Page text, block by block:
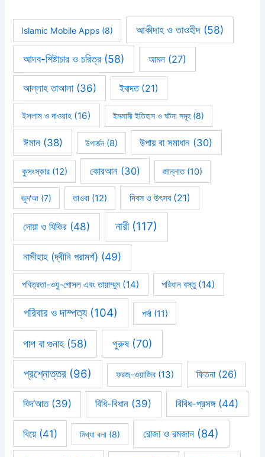
Islamic Mobile Apps (8) আকীদাহ ও তাওহীদ(58)
আদব-শিষ্টাচার ও চরিত্র(58) আমল(27)
আল্লাহ তাআলা(36) ইবাদত(21)
ইসলাম ও দাওয়াহ (16) ইসলামী ইতিহাস ও ঘটনা সমূহ(8)
ঈমান(38) উপার্জন(8) উপায় বা সমাধান (30)
কুসংস্কার(12) কোরআন (30) জান্নাত(10)
জুম'আ (7) তাওবা (12) দিবস ও উৎসব(21)
দোয়া ও যিকির (48) নারী(117)
নাসীহাহ (দ্বীনি পরামর্শ) (49)
পবিত্রতা-ওযু-গোসল এবং তায়াম্মুম (14) পরিধান বস্তু(14)
পরিবার ও দাম্পত্য(104) পর্দা(11)
পাপ বা গুনাহ(58) পুরুষ(70)
প্রশ্নোত্তর (96) ফরজ-ওয়াজিব(13) ফিতনা(26)
বিদ’আত(39) বিধি-বিধান (39) বিবিধ-প্রসঙ্গ(44)
বিয়ে(41) মিথ্যা বলা(8) রোজা ও রমজান (84)